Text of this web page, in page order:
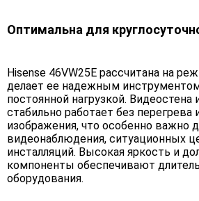
Оптимальна для
Hisense 46VW25E рассчитана на
делает ее надежным
постоянной нагрузкой. Видеостена
стабильно работает без перегрева
изображения, что особенно важно
видеонаблюдения, ситуационных
инсталляций. Высокая яркость и
компоненты обеспечивают
оборудования.